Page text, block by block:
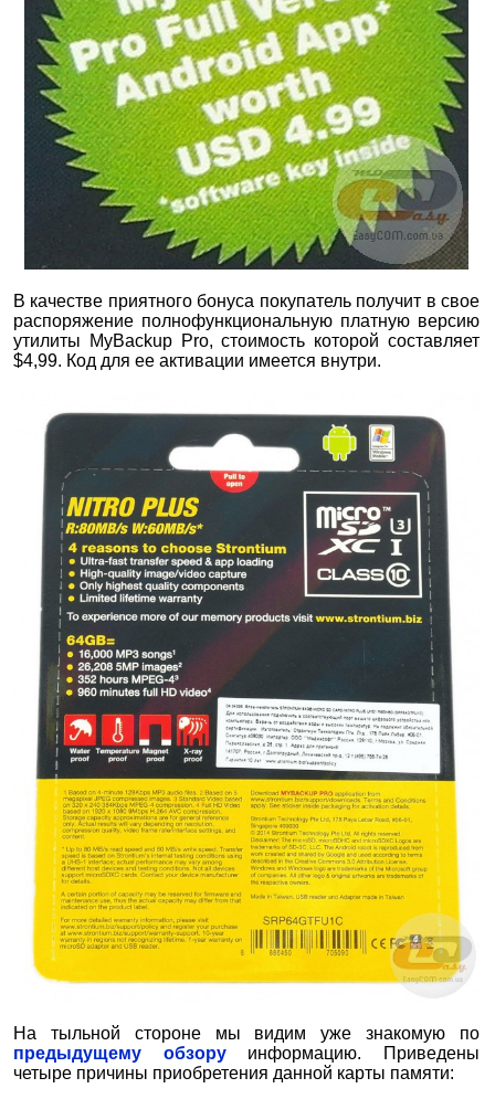
В качестве приятного бонуса покупатель получит в свое
распоряжение полнофункциональную платную версию
утилиты MyBackup Pro, стоимость которой составляет
$4,99. Код для ее активации имеется внутри.
На тыльной стороне мы видим уже знакомую по
предыдущему обзоруинформацию. Приведены
четыре причины приобретения данной карты памяти: